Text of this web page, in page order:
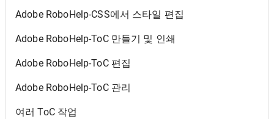
Adobe RoboHelp-CSS에서 스타일 편집
Adobe RoboHelp-ToC 만들기 및 인쇄
Adobe RoboHelp-ToC 편집
Adobe RoboHelp-ToC 관리
여러 ToC 작업